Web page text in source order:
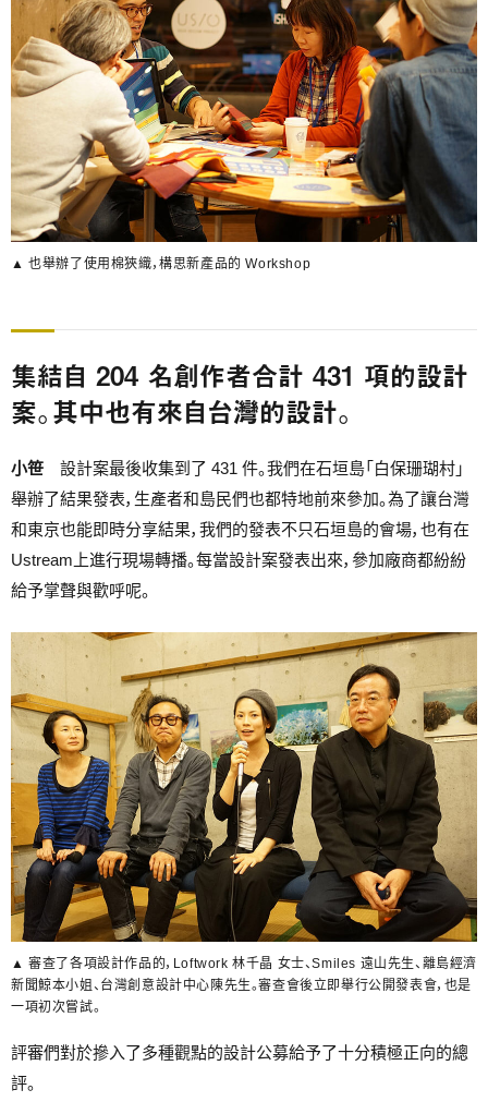
▲ 也舉辦了使用棉狹織，構思新產品的 Workshop
集結自 204 名創作者合計 431 項的設計
案。其中也有來自台灣的設計。
小笹 設計案最後收集到了 431 件。我們在石垣島「白保珊瑚村」
舉辦了結果發表，生產者和島民們也都特地前來參加。為了讓台灣
和東京也能即時分享結果，我們的發表不只石垣島的會場，也有在
Ustream上進行現場轉播。每當設計案發表出來，參加廠商都紛紛
給予掌聲與歡呼呢。
▲ 審查了各項設計作品的，Loftwork 林千晶 女士、Smiles 遠山先生、離島經濟
新聞鯨本小姐、台灣創意設計中心陳先生。審查會後立即舉行公開發表會，也是
一項初次嘗試。
評審們對於摻入了多種觀點的設計公募給予了十分積極正向的總
評。